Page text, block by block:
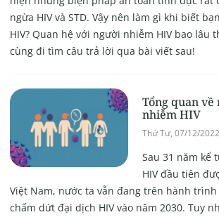
ngừa HIV và STD. Vậy nên làm gì khi biết
HIV? Quan hệ với người nhiễm HIV bao lâu
cùng đi tìm câu trả lời qua bài viết sau!
Tổng quan về
nhiễm HIV
Thứ Tư, 07/12/2022
Sau 31 năm kể
HIV đầu tiên
Việt Nam, nước ta vẫn đang trên hành
chấm dứt đại dịch HIV vào năm 2030. Tuy